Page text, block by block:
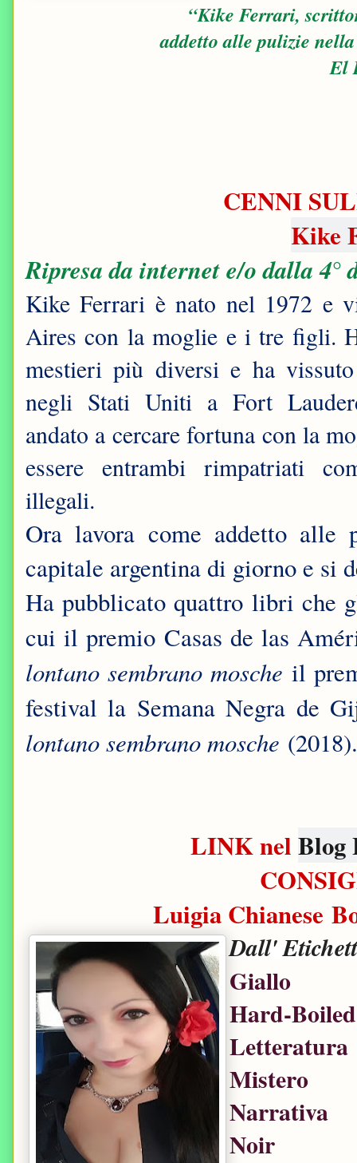
“Kike Ferrari,
addetto alle pulizie
El
CENNI
Kike
Ripresa da internet e/o dalla 4°
Kike Ferrari è nato nel 1972 e
Aires con la moglie e i tre figli.
mestieri più diversi e ha
negli Stati Uniti a Fort
andato a cercare fortuna con la
essere entrambi rimpatriati
illegali.
Ora lavora come addetto alle
capitale argentina di giorno e si
Ha pubblicato quattro libri che
cui il premio Casas de las
lontano sembrano mosche il
festival la Semana Negra de
lontano sembrano mosche (2018).
LINK nel Blog
Luigia Chianese
Dall'
Giallo
Hard-Boiled
Letteratura
Mistero
Narrativa
Noir